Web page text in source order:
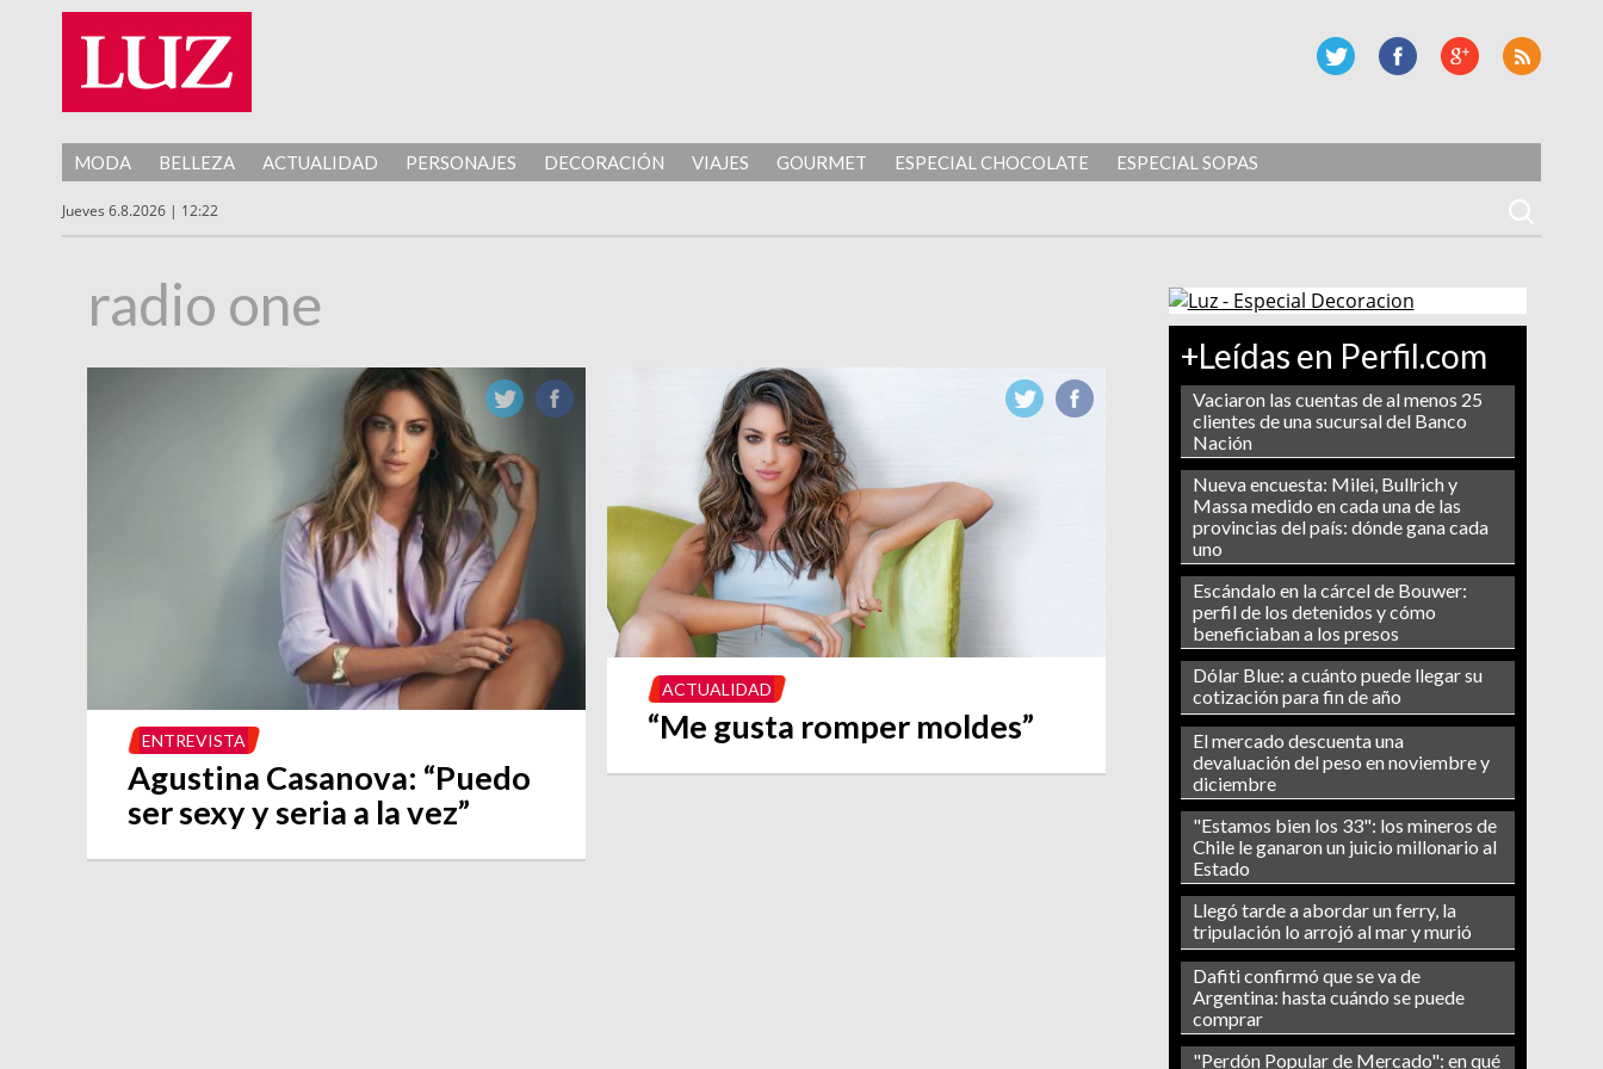
MODA BELLEZA ACTUALIDAD PERSONAJES DECORACIÓN VIAJES GOURMET ESPECIAL CHOCOLATE ESPECIAL SOPAS
Jueves 6.8.2026 | 12:22
+Leídas en Perfil.com
Vaciaron las cuentas de al menos 25
clientes de una sucursal del Banco
Nación
Nueva encuesta: Milei, Bullrich y
Massa medido en cada una de las
provincias del país: dónde gana cada
uno
Escándalo en la cárcel de Bouwer:
perfil de los detenidos y cómo
beneficiaban a los presos
Dólar Blue: a cuánto puede llegar su
cotización para fin de año
El mercado descuenta una
devaluación del peso en noviembre y
diciembre
"Estamos bien los 33": los mineros de
Chile le ganaron un juicio millonario al
Estado
Llegó tarde a abordar un ferry, la
tripulación lo arrojó al mar y murió
Dafiti confirmó que se va de
Argentina: hasta cuándo se puede
comprar
"Perdón Popular de Mercado": en qué
radio one
ENTREVISTA
Agustina Casanova: “Puedo
ser sexy y seria a la vez”
ACTUALIDAD
“Me gusta romper moldes”